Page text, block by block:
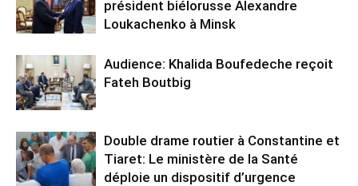
président biélorusse Alexandre
Loukachenko à Minsk
Audience: Khalida Boufedeche reçoit
Fateh Boutbig
Double drame routier à Constantine et
Tiaret: Le ministère de la Santé
déploie un dispositif d’urgence